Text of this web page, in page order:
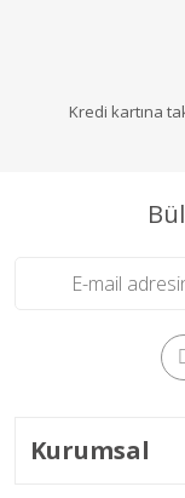
Kredi kartına
Kurumsal